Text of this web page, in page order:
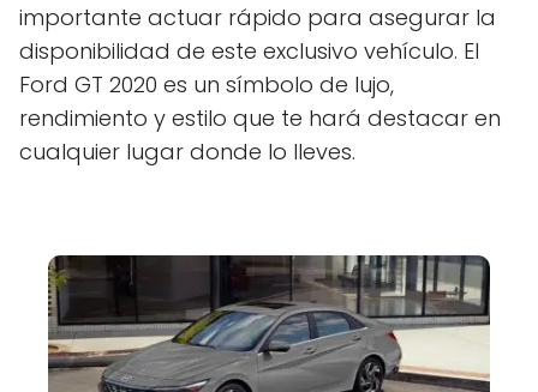
importante actuar rápido para asegurar la
disponibilidad de este exclusivo vehículo. El
Ford GT 2020 es un símbolo de lujo,
rendimiento y estilo que te hará destacar en
cualquier lugar donde lo lleves.